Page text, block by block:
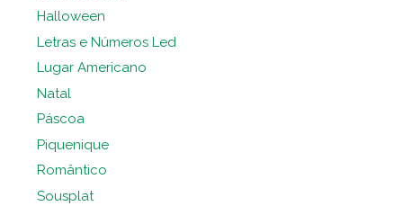
Halloween
Letras e Números Led
Lugar Americano
Natal
Páscoa
Piquenique
Romântico
Sousplat